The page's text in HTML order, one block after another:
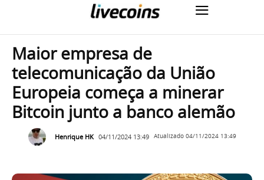
Maior empresa de
telecomunicação da União
Europeia começa a minerar
Bitcoin junto a banco alemão
Henrique HK 04/11/2024 13:49 Atualizado 04/11/2024 13:49